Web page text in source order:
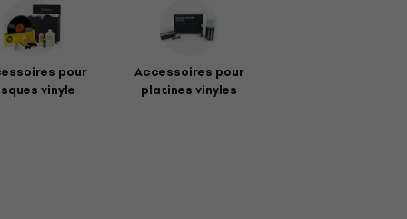
pour
vinyle
Accessoires pour
platines vinyles